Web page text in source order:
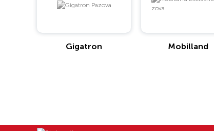
Gigatron Mobilland